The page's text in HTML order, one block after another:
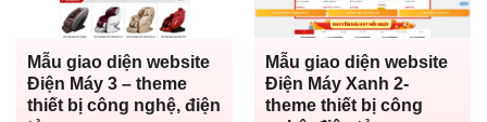
Mẫu giao diện website
Điện Máy 3 – theme
thiết bị công nghệ, điện
Mẫu giao diện website
Điện Máy Xanh 2-
theme thiết bị công